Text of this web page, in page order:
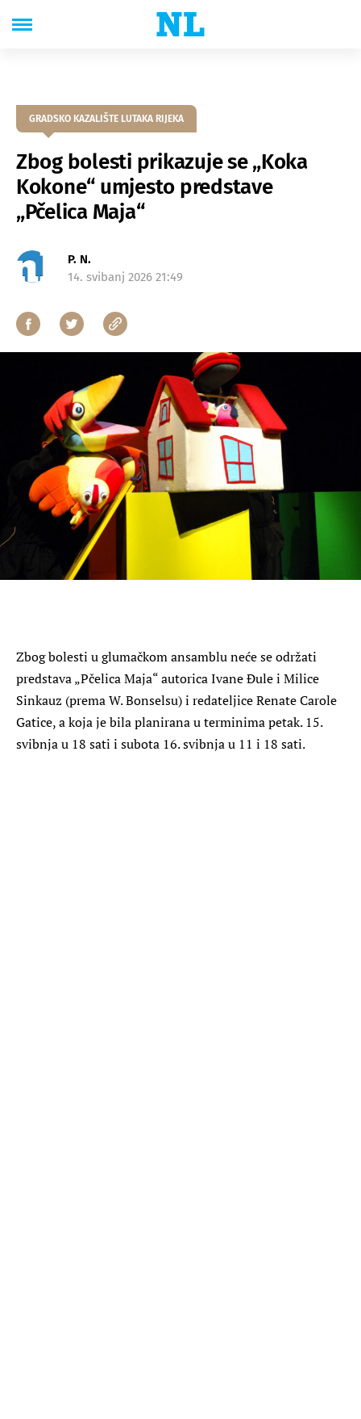
GRADSKO KAZALIŠTE LUTAKA RIJEKA
Zbog bolesti prikazuje se „Koka
Kokone“ umjesto predstave
„Pčelica Maja“
P. N.
14. svibanj 2026 21:49
Zbog bolesti u glumačkom ansamblu neće se održati
predstava „Pčelica Maja“ autorica Ivane Đule i Milice
Sinkauz (prema W. Bonselsu) i redateljice Renate Carole
Gatice, a koja je bila planirana u terminima petak. 15.
svibnja u 18 sati i subota 16. svibnja u 11 i 18 sati.